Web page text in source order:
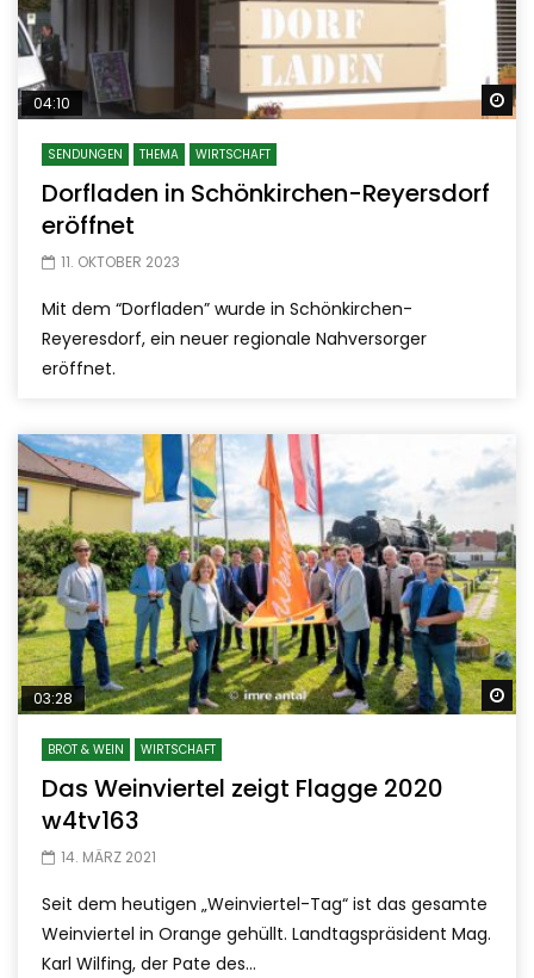
04:10
SENDUNGEN THEMA WIRTSCHAFT
Dorfladen in Schönkirchen-Reyersdorf
eröffnet
11. OKTOBER 2023
Mit dem “Dorfladen” wurde in Schönkirchen-
Reyeresdorf, ein neuer regionale Nahversorger
eröffnet.
03:28
BROT & WEIN WIRTSCHAFT
Das Weinviertel zeigt Flagge 2020
w4tv163
14. MÄRZ 2021
Seit dem heutigen „Weinviertel-Tag“ ist das gesamte
Weinviertel in Orange gehüllt. Landtagspräsident Mag.
Karl Wilfing, der Pate des...